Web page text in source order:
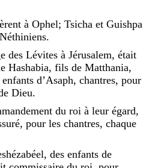
à Ophel; Tsicha et Guishpa
Néthiniens.
des Lévites à Jérusalem, était
Hashabia, fils de Matthania,
enfants d’Asaph, chantres, pour
Dieu.
du roi à leur égard,
, pour les chantres, chaque
, des enfants de